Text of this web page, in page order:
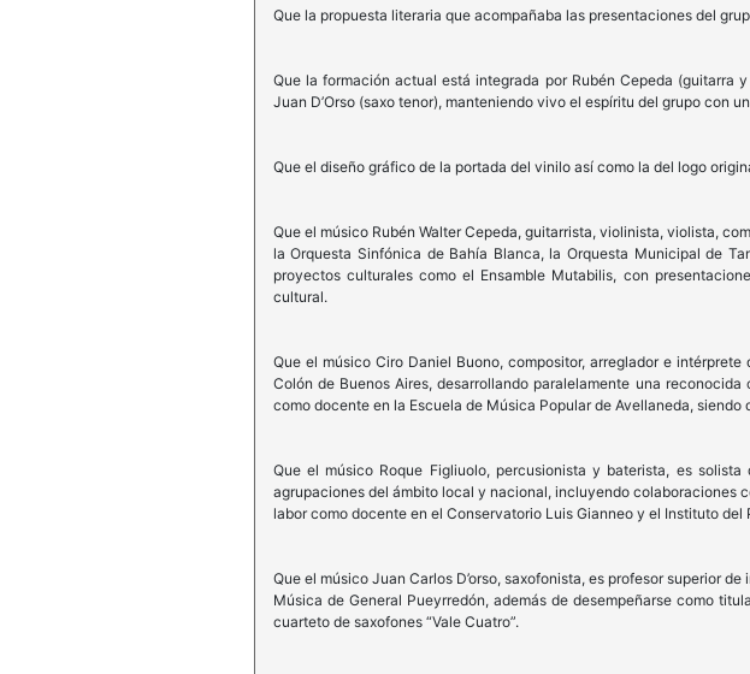
Que la propuesta literaria que acompañaba las presentaciones del
Que la formación actual está integrada por Rubén Cepeda (guitarra
Juan D’Orso (saxo tenor), manteniendo vivo el espíritu del grupo con
Que el diseño gráfico de la portada del vinilo así como la del logo
Que el músico Rubén Walter Cepeda, guitarrista, violinista, violista,
la Orquesta Sinfónica de Bahía Blanca, la Orquesta Municipal de
proyectos culturales como el Ensamble Mutabilis, con
cultural.
Que el músico Ciro Daniel Buono, compositor, arreglador e
Colón de Buenos Aires, desarrollando paralelamente una
como docente en la Escuela de Música Popular de Avellaneda,
Que el músico Roque Figliuolo, percusionista y baterista, es
agrupaciones del ámbito local y nacional, incluyendo colaboraciones
labor como docente en el Conservatorio Luis Gianneo y el Instituto del
Que el músico Juan Carlos D’orso, saxofonista, es profesor superior
Música de General Pueyrredón, además de desempeñarse como
cuarteto de saxofones “Vale Cuatro”.